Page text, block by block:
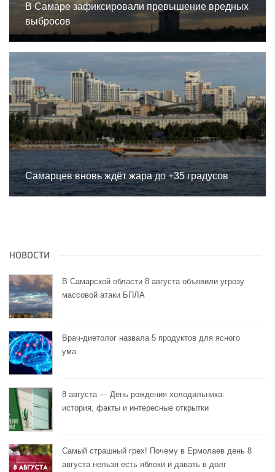
В Самаре зафиксировали превышение вредных
выбросов
Самарцев вновь ждёт жара до +35 градусов
НОВОСТИ
В Самарской области 8 августа объявили угрозу
массовой атаки БПЛА
Врач-диетолог назвала 5 продуктов для ясного
ума
8 августа — День рождения холодильника:
история, факты и интересные открытки
Самый страшный грех! Почему в Ермолаев день 8
августа нельзя есть яблоки и давать в долг